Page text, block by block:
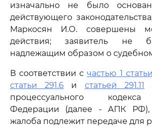
изначально не было
действующего
Маркосян И.О. совершены
действия; заявитель не
надлежащим образом о
В соответствии счастью 1 статьи
статьи 291.6 и статьей 291.11
процессуального
Федерации (далее - АПК РФ),
жалоба подлежит передаче для